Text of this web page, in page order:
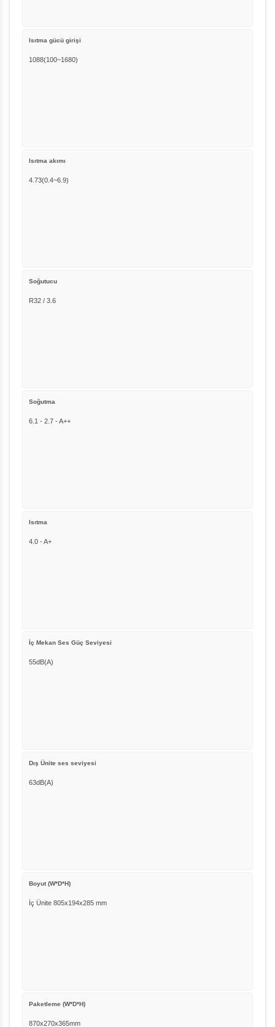
Isıtma gücü girişi
1088(100~1680)
Isıtma akımı
4.73(0.4~6.9)
Soğutucu
R32 / 3.6
Soğutma
6.1 - 2.7 - A++
Isıtma
4.0 - A+
İç Mekan Ses Güç Seviyesi
55dB(A)
Dış Ünite ses seviyesi
63dB(A)
Boyut (W*D*H)
İç Ünite 805x194x285 mm
Paketleme (W*D*H)
870x270x365mm